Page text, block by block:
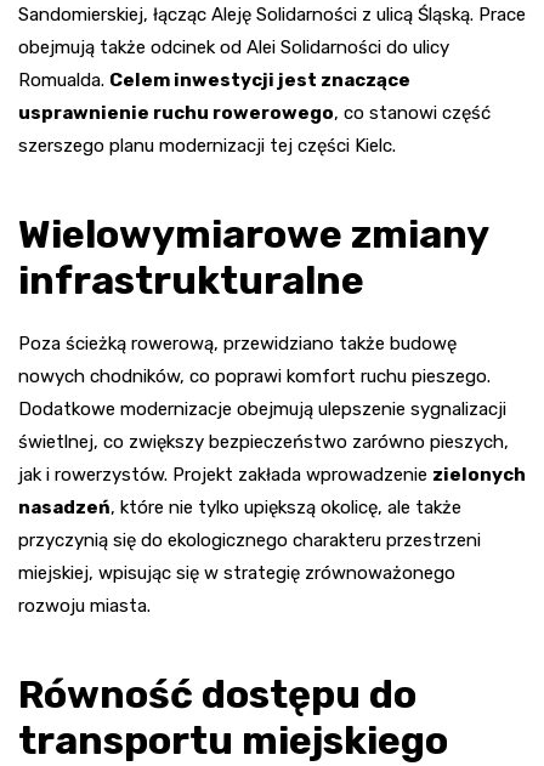
Sandomierskiej, łącząc Aleję Solidarności z ulicą Śląską. Prace
obejmują także odcinek od Alei Solidarności do ulicy
Romualda. Celem inwestycji jest znaczące
usprawnienie ruchu rowerowego, co stanowi część
szerszego planu modernizacji tej części Kielc.
Wielowymiarowe zmiany
infrastrukturalne
Poza ścieżką rowerową, przewidziano także budowę
nowych chodników, co poprawi komfort ruchu pieszego.
Dodatkowe modernizacje obejmują ulepszenie sygnalizacji
świetlnej, co zwiększy bezpieczeństwo zarówno pieszych,
jak i rowerzystów. Projekt zakłada wprowadzenie zielonych
nasadzeń, które nie tylko upiększą okolicę, ale także
przyczynią się do ekologicznego charakteru przestrzeni
miejskiej, wpisując się w strategię zrównoważonego
rozwoju miasta.
Równość dostępu do
transportu miejskiego